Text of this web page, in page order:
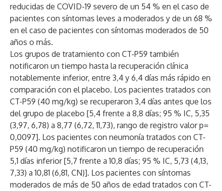
reducidas de COVID-19 severo de un 54 % en el caso de
pacientes con síntomas leves a moderados y de un 68 %
en el caso de pacientes con síntomas moderados de 50
años o más.
Los grupos de tratamiento con CT-P59 también
notificaron un tiempo hasta la recuperación clínica
notablemente inferior, entre 3,4 y 6,4 días más rápido en
comparación con el placebo. Los pacientes tratados con
CT-P59 (40 mg/kg) se recuperaron 3,4 días antes que los
del grupo de placebo [5,4 frente a 8,8 días; 95 % IC, 5,35
(3,97, 6,78) a 8,77 (6,72, 11,73), rango de registro valor p=
0,0097]. Los pacientes con neumonía tratados con CT-
P59 (40 mg/kg) notificaron un tiempo de recuperación
5,1 días inferior [5,7 frente a 10,8 días; 95 % IC, 5,73 (4,13,
7,33) a 10,81 (6,81, CN)]. Los pacientes con síntomas
moderados de más de 50 años de edad tratados con CT-